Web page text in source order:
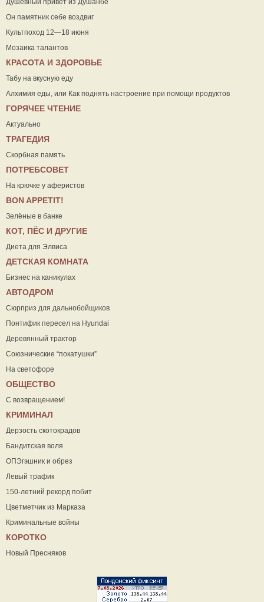
Душевный привет из Душанбе
Он памятник себе воздвиг
Культпоход 12—18 июня
Мозаика талантов
КРАСОТА И ЗДОРОВЬЕ
Табу на вкусную еду
Алхимия еды, или Как поднять настроение при помощи продуктов
ГОРЯЧЕЕ ЧТЕНИЕ
Актуально
ТРАГЕДИЯ
Скорбная память
ПОТРЕБСОВЕТ
На крючке у аферистов
ВON APPETIT!
Зелёные в банке
КОТ, ПЁС И ДРУГИЕ
Диета для Элвиса
ДЕТСКАЯ КОМНАТА
Бизнес на каникулах
АВТОДРОМ
Сюрприз для дальнобойщиков
Понтифик пересел на Hyundai
Деревянный трактор
Союзнические “покатушки”
На светофоре
ОБЩЕСТВО
С возвращением!
КРИМИНАЛ
Дерзость скотокрадов
Бандитская воля
ОПЭгэшник и обрез
Левый трафик
150-летний рекорд побит
Цветметчик из Марказа
Криминальные войны
КОРОТКО
Новый Пресняков